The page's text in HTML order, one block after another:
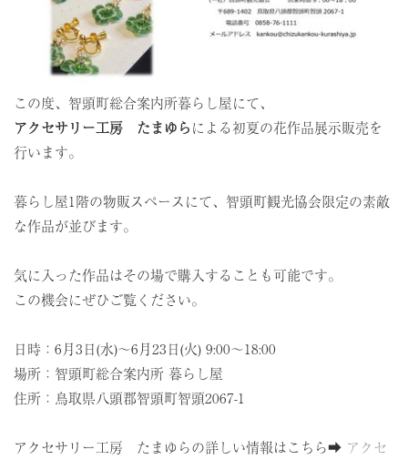
この度、智頭町総合案内所暮らし屋にて、
アクセサリー工房 たまゆらによる初夏の花作品展示販売を
行います。
暮らし屋1階の物販スペースにて、智頭町観光協会限定の素敵
な作品が並びます。
気に入った作品はその場で購入することも可能です。
この機会にぜひご覧ください。
日時：6月3日(水)～6月23日(火) 9:00～18:00
場所：智頭町総合案内所 暮らし屋
住所：鳥取県八頭郡智頭町智頭2067-1
アクセサリー工房 たまゆらの詳しい情報はこちら➡ アクセ